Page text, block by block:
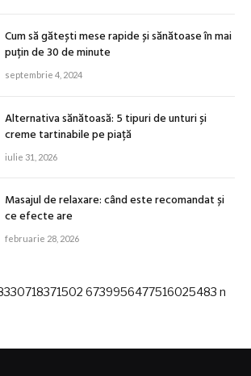
Cum să gătești mese rapide și sănătoase în mai
puțin de 30 de minute
septembrie 4, 2024
Alternativa sănătoasă: 5 tipuri de unturi și
creme tartinabile pe piață
iulie 31, 2026
Masajul de relaxare: când este recomandat și
ce efecte are
februarie 28, 2026